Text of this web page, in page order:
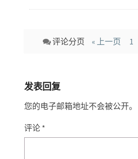
Comment
navigation
评论分页 « 上一页 1
发表回复
您的电子邮箱地址不会被公开。
评论 *